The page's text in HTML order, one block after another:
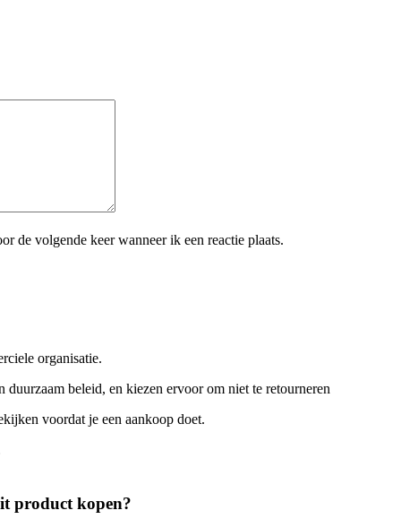
de volgende keer wanneer ik een reactie plaats.
organisatie.
beleid, en kiezen ervoor om niet te retourneren
voordat je een aankoop doet.
product kopen?